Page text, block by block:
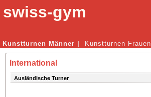
swiss-gym
Kunstturnen Männer | Kunstturnen Frauen
International
Ausländische Turner